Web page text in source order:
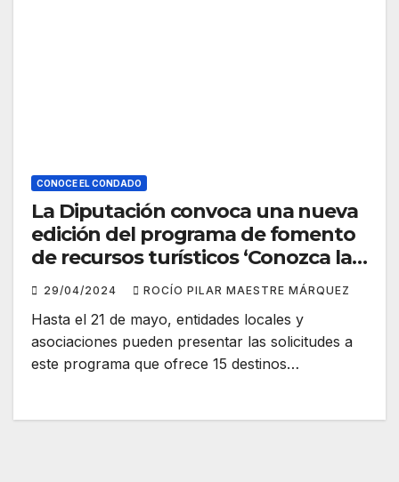
CONOCE EL CONDADO
La Diputación convoca una nueva
edición del programa de fomento
de recursos turísticos ‘Conozca la
provincia de Huelva’
29/04/2024 ROCÍO PILAR MAESTRE MÁRQUEZ
Hasta el 21 de mayo, entidades locales y
asociaciones pueden presentar las solicitudes a
este programa que ofrece 15 destinos…